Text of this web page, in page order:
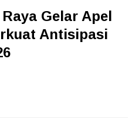
Gelar Apel
Antisipasi